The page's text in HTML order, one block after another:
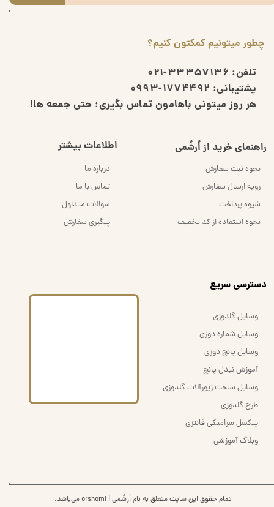
چطور میتونیم کمکتون کنیم؟
تلفن: 33357136-021
پشتیبانی: 1774492-0993
هر روز میتونی باهامون تماس بگیری؛ حتی جمعه ها!
راهنمای خرید از اُرشُمی
نحوه ثبت سفارش
رویه ارسال سفارش
شیوه پرداخت
نحوه استفاده از کد تخفیف
اطلاعات بیشتر
درباره ما
تماس با ما
سوالات متداول
پیگیری سفارش
تمام حقوق این سایت متعلق به نام اُرشُمی | orshomi می‌باشد.
​دسترسی سریع
وسایل گلدوزی
وسایل شماره دوزی
وسایل پانچ دوزی
آموزش نیدل پانچ
وسایل ساخت زیورآلات گلدوزی
طرح گلدوزی
پیکسل سرامیکی فانتزی
وبلاگ آموزشی